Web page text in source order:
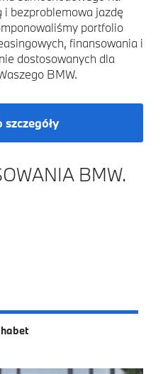
i bezproblemowa jazdę
portfolio
finansowania i
dostosowanych dla
BMW.
BMW.